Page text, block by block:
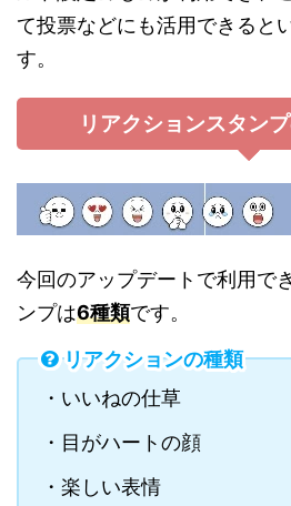
て投票などにも活用できると
す。
リアクションスタン
今回のアップデートで利用で
ンプは6種類です。
リアクションの種類
・いいねの仕草
・目がハートの顔
・楽しい表情